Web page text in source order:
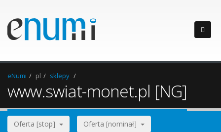
eNumi pl sklepy
www.swiat-monet.pl [NG]
Oferta [stop]
Oferta [nominał]